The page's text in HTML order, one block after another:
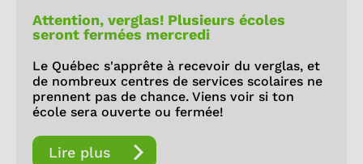
Attention, verglas! Plusieurs écoles
seront fermées mercredi
Le Québec s'apprête à recevoir du verglas, et
de nombreux centres de services scolaires ne
prennent pas de chance. Viens voir si ton
école sera ouverte ou fermée!
Lire plus